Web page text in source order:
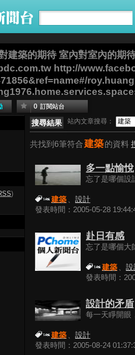
建築的期待 室內對室內的期
http://
0 訂閱站台
搜尋結果 站內文章搜尋：
共找到6筆符合建築的資料
多一點愉悅
忘了是哪個設
建築
設計
發表時間：2005-05-28
赴日有感
忘了是哪個大
建築
設
發表時間：
設計的矛盾
每一天睜開眼
建築
設計
發表時間：2005-08-24
)